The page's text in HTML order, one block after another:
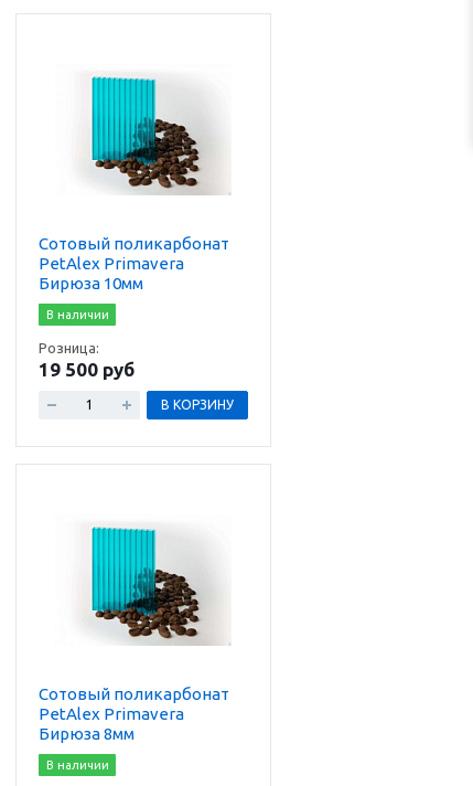
Сотовый поликарбонат
PetAlex Primavera
Бирюза 10мм
В наличии
Розница:
19 500 руб
В КОРЗИНУ
Сотовый поликарбонат
PetAlex Primavera
Бирюза 8мм
В наличии